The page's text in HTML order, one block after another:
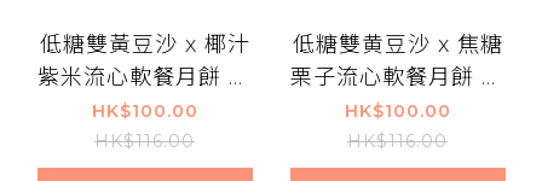
低糖雙黃豆沙 x 椰汁
紫米流心軟餐月餅 禮
盒兩件裝
HK$100.00
HK$116.00
低糖雙黄豆沙 x 焦糖
栗子流心軟餐月餅 禮
盒兩件裝
HK$100.00
HK$116.00